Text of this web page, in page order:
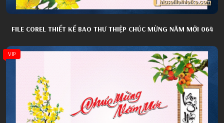
FILE COREL THIẾT KẾ BAO THƯ THIỆP CHÚC MỪNG NĂM MỚI 064
VIP